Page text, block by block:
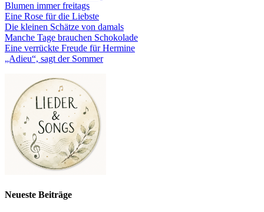
Blumen immer freitags
Eine Rose für die Liebste
Die kleinen Schätze von damals
Manche Tage brauchen Schokolade
Eine verrückte Freude für Hermine
„Adieu“, sagt der Sommer
Neueste Beiträge